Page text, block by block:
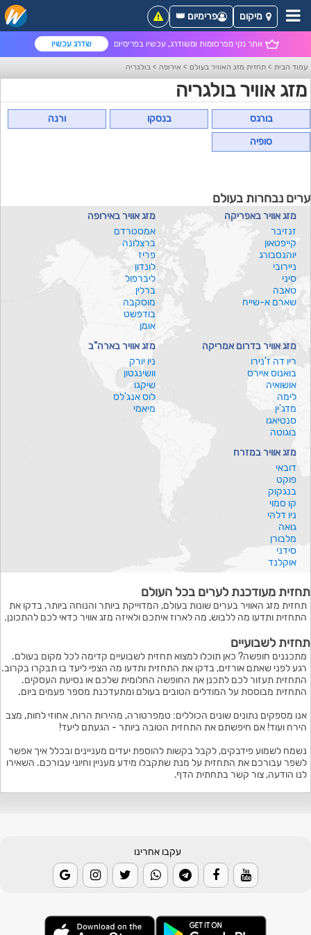
אתר נקי מפרסומות ומשודרג, עכשיו בפרימיום שדרג עכשיו
מיקום פרימיום 👑
עמוד הבית > תחזית מזג האוויר בעולם > אירופה > בולגריה
מזג אוויר בולגריה
בורגס בנסקו
ורנה
סופיה
ערים נבחרות בעולם
מזג אוויר באפריקה
זנזיבר
קייפטאון
יוהנסבורג
ניירובי
סיני
טאבה
שארם א-שייח
מזג אוויר באירופה
אמסטרדם
ברצלונה
פריז
לונדון
ליברפול
ברלין
מוסקבה
בודפשט
אומן
מזג אוויר בדרום אמריקה
ריו דה ז'נירו
בואנוס איירס
אושואיה
לימה
מדג'ין
סנטיאגו
בוגוטה
מזג אוויר בארה"ב
ניו יורק
וושינגטון
שיקגו
לוס אנג'לס
מיאמי
מזג אוויר במזרח
דובאי
פוקט
בנגקוק
קו סמוי
ניו דלהי
גואה
מלבורן
סידני
אוקלנד
תחזית מעודכנת לערים בכל העולם
תחזית מזג האוויר בערים שונות בעולם, המדוייקת ביותר והנוחה ביותר, בדקו את
התחזית ותדעו מה ללבוש, מה לארוז איתכם ולאיזה מזג אוויר כדאי לכם להתכונן.
תחזית לשבועיים
מתכננים חופשה? כאן תוכלו למצוא תחזית לשבועיים קדימה לכל מקום בעולם.
רגע לפני שאתם אורזים, בדקו את התחזית ותדעו מה הצפי ליעד בו תבקרו בקרוב.
התחזית תעזור לכם לתכנן את החופשה החלומית שלכם או נסיעת העסקים.
התחזית מבוססת על המודלים הטובים בעולם ומתעדכנת מספר פעמים ביום.
אנו מספקים נתונים שונים הכוללים: טמפרטורה, מהירות הרוח, אחוזי לחות, מצב
הירח ועוד! אם חיפשתם את התחזית הטובה ביותר - הגעתם ליעד!
נשמח לשמוע פידבקים, לקבל בקשות להוספת יעדים מעניינים ובכלל איך אפשר
לשפר עבורכם את התחזית על מנת שתקבלו מידע מעניין וחיוני עבורכם. השאירו
לנו הודעה, צור קשר בתחתית הדף.
עקבו אחרינו